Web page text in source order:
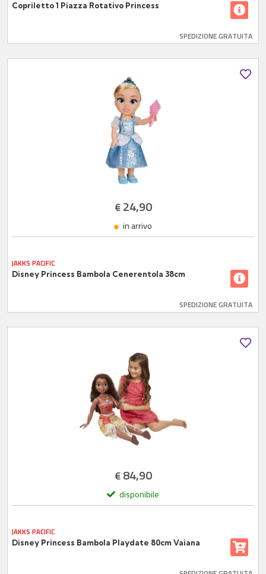
Copriletto 1 Piazza Rotativo Princess
SPEDIZIONE GRATUITA
€24,90
in arrivo
JAKKS PACIFIC
Disney Princess Bambola Cenerentola 38cm
SPEDIZIONE GRATUITA
€84,90
disponibile
JAKKS PACIFIC
Disney Princess Bambola Playdate 80cm Vaiana